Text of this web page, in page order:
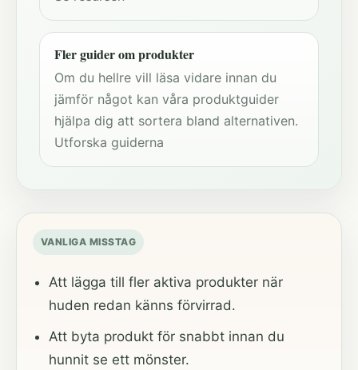
Fler guider om produkter
Om du hellre vill läsa vidare innan du
jämför något kan våra produktguider
hjälpa dig att sortera bland alternativen.
Utforska guiderna
VANLIGA MISSTAG
Att lägga till fler aktiva produkter när
huden redan känns förvirrad.
Att byta produkt för snabbt innan du
hunnit se ett mönster.